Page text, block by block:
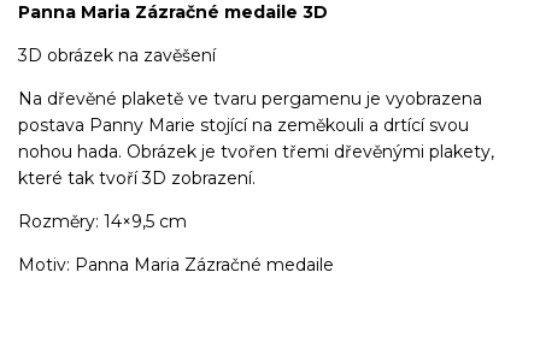
Panna Maria Zázračné medaile 3D
3D obrázek na zavěšení
Na dřevěné plaketě ve tvaru pergamenu je vyobrazena
postava Panny Marie stojící na zeměkouli a drtící svou
nohou hada. Obrázek je tvořen třemi dřevěnými plakety,
které tak tvoří 3D zobrazení.
Rozměry: 14×9,5 cm
Motiv: Panna Maria Zázračné medaile